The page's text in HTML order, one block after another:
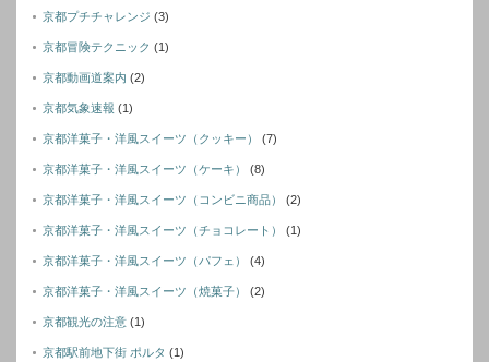
京都プチチャレンジ (3)
京都冒険テクニック (1)
京都動画道案内 (2)
京都気象速報 (1)
京都洋菓子・洋風スイーツ（クッキー） (7)
京都洋菓子・洋風スイーツ（ケーキ） (8)
京都洋菓子・洋風スイーツ（コンビニ商品） (2)
京都洋菓子・洋風スイーツ（チョコレート） (1)
京都洋菓子・洋風スイーツ（パフェ） (4)
京都洋菓子・洋風スイーツ（焼菓子） (2)
京都観光の注意 (1)
京都駅前地下街 ポルタ (1)